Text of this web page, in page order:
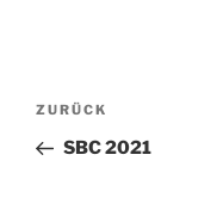
Vorheriger
Beitrag
ZURÜCK
SBC 2021